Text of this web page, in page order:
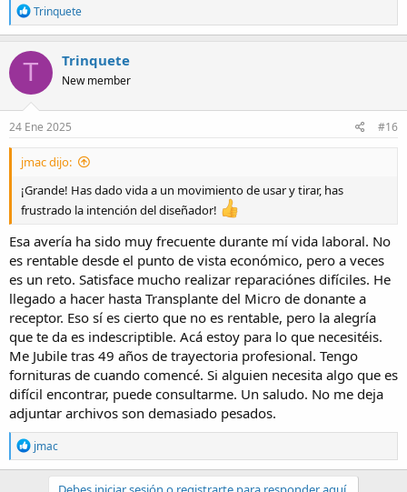
R
e
a
c
t
o
n
s
Trinquete
T Trinquete
New member
24 Ene 2025 #16
jmac dijo:
¡Grande! Has dado vida a un movimiento de usar y tirar, has
frustrado la intención del diseñador!
Esa avería ha sido muy frecuente durante mí vida laboral. No
es rentable desde el punto de vista económico, pero a veces
es un reto. Satisface mucho realizar reparaciónes difíciles. He
llegado a hacer hasta Transplante del Micro de donante a
receptor. Eso sí es cierto que no es rentable, pero la alegría
que te da es indescriptible. Acá estoy para lo que necesitéis.
Me Jubile tras 49 años de trayectoria profesional. Tengo
fornituras de cuando comencé. Si alguien necesita algo que es
difícil encontrar, puede consultarme. Un saludo. No me deja
adjuntar archivos son demasiado pesados.
R
e
a
jmac